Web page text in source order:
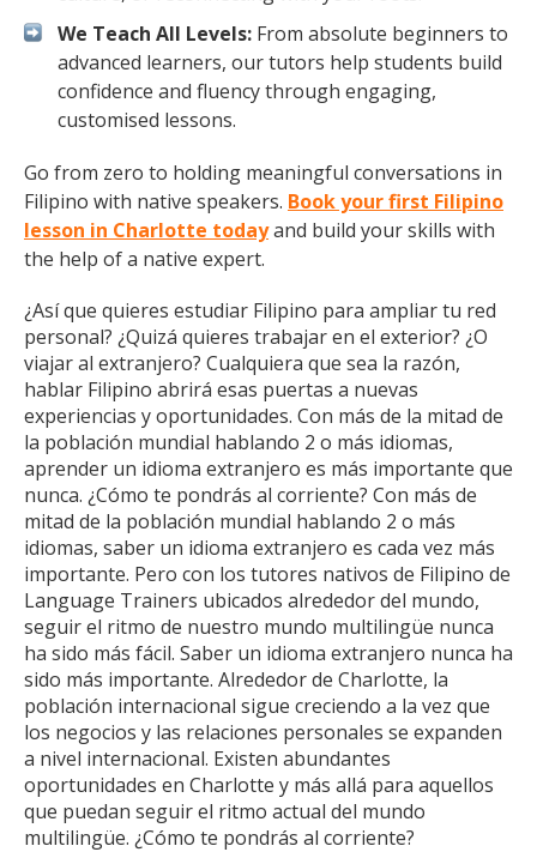
We Teach All Levels: From absolute beginners to
advanced learners, our tutors help students build
confidence and fluency through engaging,
customised lessons.
Go from zero to holding meaningful conversations in
Filipino with native speakers. Book your first Filipino
lesson in Charlotte todayand build your skills with
the help of a native expert.
¿Así que quieres estudiar Filipino para ampliar tu red
personal? ¿Quizá quieres trabajar en el exterior? ¿O
viajar al extranjero? Cualquiera que sea la razón,
hablar Filipino abrirá esas puertas a nuevas
experiencias y oportunidades. Con más de la mitad de
la población mundial hablando 2 o más idiomas,
aprender un idioma extranjero es más importante que
nunca. ¿Cómo te pondrás al corriente? Con más de
mitad de la población mundial hablando 2 o más
idiomas, saber un idioma extranjero es cada vez más
importante. Pero con los tutores nativos de Filipino de
Language Trainers ubicados alrededor del mundo,
seguir el ritmo de nuestro mundo multilingüe nunca
ha sido más fácil. Saber un idioma extranjero nunca ha
sido más importante. Alrededor de Charlotte, la
población internacional sigue creciendo a la vez que
los negocios y las relaciones personales se expanden
a nivel internacional. Existen abundantes
oportunidades en Charlotte y más allá para aquellos
que puedan seguir el ritmo actual del mundo
multilingüe. ¿Cómo te pondrás al corriente?